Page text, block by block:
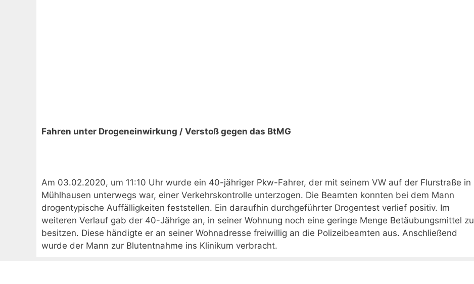
Fahren unter Drogeneinwirkung / Verstoß gegen das BtMG
Am 03.02.2020, um 11:10 Uhr wurde ein 40-jähriger Pkw-Fahrer, der mit seinem VW auf der Flurstraße in
Mühlhausen unterwegs war, einer Verkehrskontrolle unterzogen. Die Beamten konnten bei dem Mann
drogentypische Auffälligkeiten feststellen. Ein daraufhin durchgeführter Drogentest verlief positiv. Im
weiteren Verlauf gab der 40-Jährige an, in seiner Wohnung noch eine geringe Menge Betäubungsmittel zu
besitzen. Diese händigte er an seiner Wohnadresse freiwillig an die Polizeibeamten aus. Anschließend
wurde der Mann zur Blutentnahme ins Klinikum verbracht.